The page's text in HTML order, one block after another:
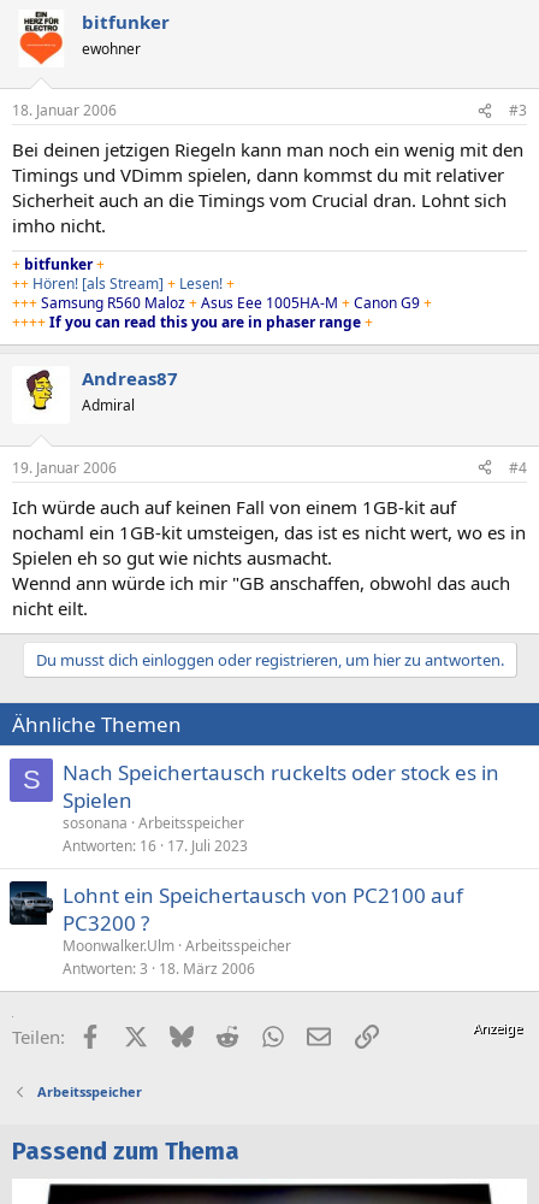
bitfunker
ewohner
18. Januar 2006 #3
Bei deinen jetzigen Riegeln kann man noch ein wenig mit den
Timings und VDimm spielen, dann kommst du mit relativer
Sicherheit auch an die Timings vom Crucial dran. Lohnt sich
imho nicht.
+ bitfunker+
++ Hören! [als Stream] + Lesen!+
+++Samsung R560 Maloz+Asus Eee 1005HA-M +Canon G9+
++++If you can read this you are in phaser range+
Andreas87
Admiral
19. Januar 2006 #4
Ich würde auch auf keinen Fall von einem 1GB-kit auf
nochaml ein 1GB-kit umsteigen, das ist es nicht wert, wo es in
Spielen eh so gut wie nichts ausmacht.
Wennd ann würde ich mir "GB anschaffen, obwohl das auch
nicht eilt.
Du musst dich einloggen oder registrieren, um hier zu antworten.
Ähnliche Themen
S
Nach Speichertausch ruckelts oder stock es in
Spielen
sosonana Arbeitsspeicher
Antworten 16 17. Juli 2023
Lohnt ein Speichertausch von PC2100 auf
PC3200 ?
Moonwalker.Ulm Arbeitsspeicher
Antworten 3 18. März 2006
Teilen: FacebookX (Twitter)
BlueskyRedditWhatsApp
E-MailLink
Arbeitsspeicher
Passend zum Thema